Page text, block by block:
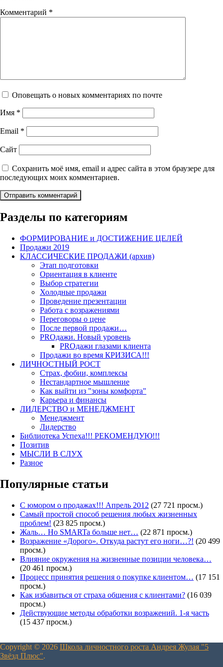
Комментарий *
Оповещать о новых комментариях по почте
Имя *
Email *
Сайт
Сохранить моё имя, email и адрес сайта в этом браузере для
последующих моих комментариев.
Разделы по категориям
ФОРМИРОВАНИЕ и ДОСТИЖЕНИЕ ЦЕЛЕЙ
Продажи 2019
КЛАССИЧЕСКИЕ ПРОДАЖИ (архив)
Этап подготовки
Ориентация в клиенте
Выбор стратегии
Холодные продажи
Проведение презентации
Работа с возражениями
Переговоры о цене
После первой продажи…
PROдажи. Новый уровень
PROдажи глазами клиента
Продажи во время КРИЗИСА!!!
ЛИЧНОСТНЫЙ РОСТ
Страх, фобии, комплексы
Нестандартное мышление
Как выйти из "зоны комфорта"
Карьера и финансы
ЛИДЕРСТВО и МЕНЕДЖМЕНТ
Менеджмент
Лидерство
Библиотека Успеха!!! РЕКОМЕНДУЮ!!!
Позитив
МЫСЛИ В СЛУХ
Разное
Популярные статьи
С юмором о продажах!!! Апрель 2012 (27 721 просм.)
Самый простой способ решения любых жизненных
проблем! (23 825 просм.)
Жаль… Но SMARTa больше нет… (22 871 просм.)
Возражение «Дорого». Откуда растут его ноги…?! (20 499
просм.)
Влияние окружения на жизненные позиции человека…
(20 461 просм.)
Процесс принятия решения о покупке клиентом… (17 151
просм.)
Как избавиться от страха общения с клиентами? (16 039
просм.)
Действующие методы обработки возражений. 1-я часть
(15 437 просм.)
Copyright © 2026 Школа личностного роста Андрея Жулая "5
Звёзд Плюс".